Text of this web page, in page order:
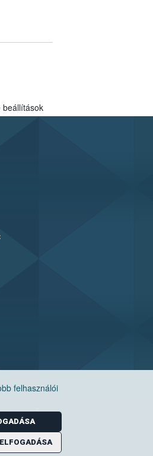
felhasználói
beállítások